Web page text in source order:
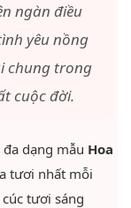
ngàn điều
yêu nồng
chung trong
cuộc đời.
dạng mẫu Hoa
tươi nhất mỗi
tươi sáng